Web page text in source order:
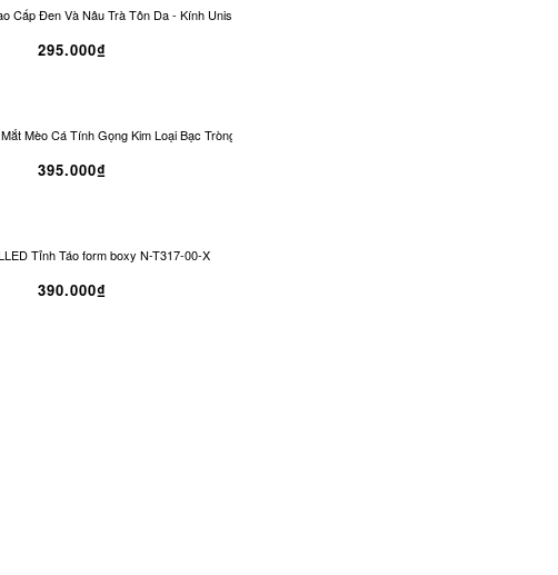
Cấp Đen Và Nâu Trà Tôn Da - Kính Unisex Office Siren Vintage CO-0321
295.000₫
Mèo Cá Tính Gọng Kim Loại Bạc Tròng Đen Chống UV | CO-0329
395.000₫
Tỉnh Táo form boxy N-T317-00-X
390.000₫